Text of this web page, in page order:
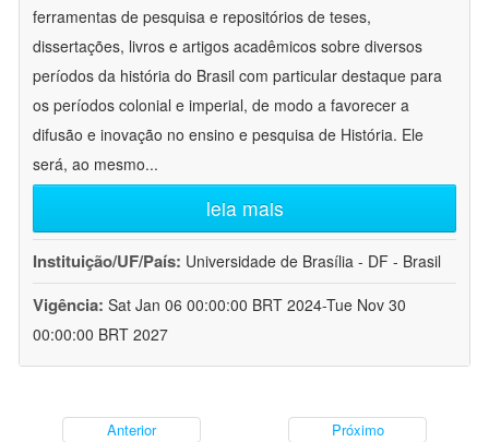
ferramentas de pesquisa e repositórios de teses,
dissertações, livros e artigos acadêmicos sobre diversos
períodos da história do Brasil com particular destaque para
os períodos colonial e imperial, de modo a favorecer a
difusão e inovação no ensino e pesquisa de História. Ele
será, ao mesmo...
leia mais
Instituição/UF/País: Universidade de Brasília - DF - Brasil
Vigência: Sat Jan 06 00:00:00 BRT 2024-Tue Nov 30
00:00:00 BRT 2027
Anterior Próximo